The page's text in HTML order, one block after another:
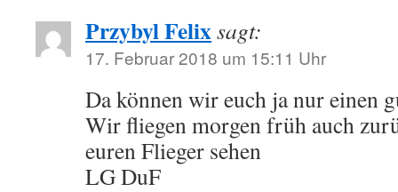
Przybyl Felixsagt:
17. Februar 2018 um 15:11 Uhr
Da können wir euch ja nur einen
Wir fliegen morgen früh auch
euren Flieger sehen
LG DuF